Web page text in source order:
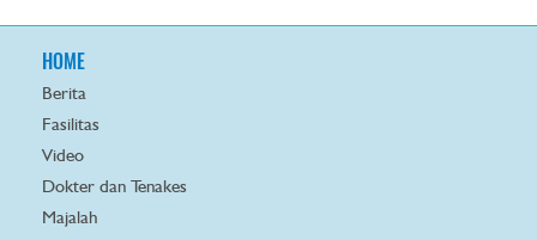
HOME
Berita
Fasilitas
Video
Dokter dan Tenakes
Majalah